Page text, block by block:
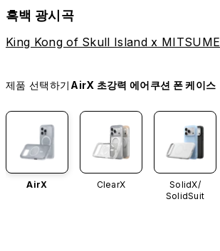
흑백 광시곡
King Kong of Skull Island x MITSUME
제품 선택하기 AirX 초강력 에어쿠션 폰 케이스
AirX ClearX
SolidX/
SolidSuit